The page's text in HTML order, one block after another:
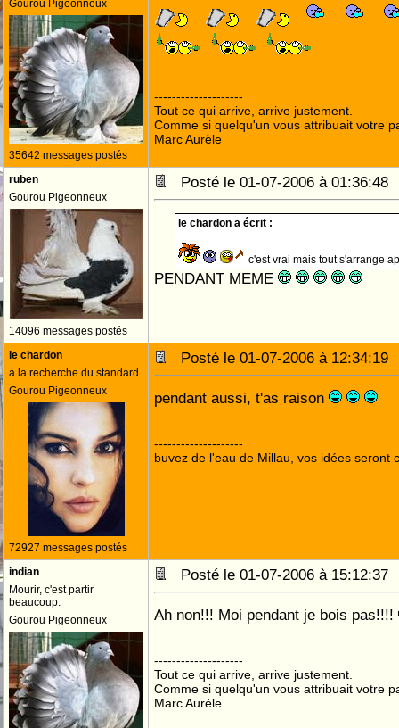
Gourou Pigeonneux
35642 messages postés
--------------------
Tout ce qui arrive, arrive justement.
Comme si quelqu'un vous attribuait votre
Marc Aurèle
ruben
Gourou Pigeonneux
14096 messages postés
Posté le 01-07-2006 à
le chardon a écrit :
c'est vrai mais tout s'arrange
PENDANT MEME
le chardon
à la recherche du standard
Gourou Pigeonneux
72927 messages postés
Posté le 01-07-2006 à
pendant aussi, t'as raison
--------------------
buvez de l'eau de Millau, vos idées seront
indian
Mourir, c'est partir
beaucoup.
Gourou Pigeonneux
Posté le 01-07-2006 à
Ah non!!! Moi pendant je bois pas!!!!
--------------------
Tout ce qui arrive, arrive justement.
Comme si quelqu'un vous attribuait votre
Marc Aurèle